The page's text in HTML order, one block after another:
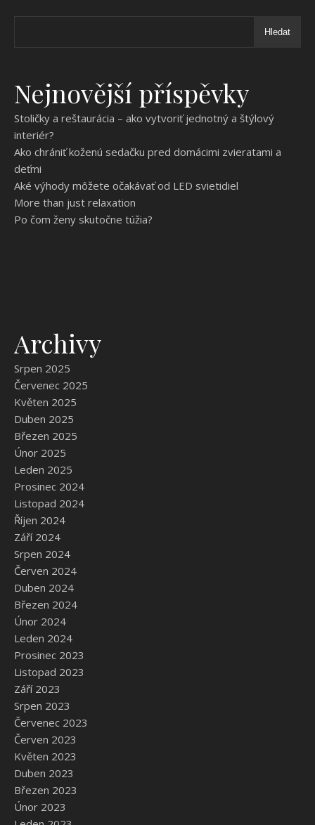
Hledat
Nejnovější příspěvky
Stoličky a reštaurácia – ako vytvoriť jednotný a štýlový
interiér?
Ako chrániť koženú sedačku pred domácimi zvieratami a
deťmi
Aké výhody môžete očakávať od LED svietidiel
More than just relaxation
Po čom ženy skutočne túžia?
Archivy
Srpen 2025
Červenec 2025
Květen 2025
Duben 2025
Březen 2025
Únor 2025
Leden 2025
Prosinec 2024
Listopad 2024
Říjen 2024
Září 2024
Srpen 2024
Červen 2024
Duben 2024
Březen 2024
Únor 2024
Leden 2024
Prosinec 2023
Listopad 2023
Září 2023
Srpen 2023
Červenec 2023
Červen 2023
Květen 2023
Duben 2023
Březen 2023
Únor 2023